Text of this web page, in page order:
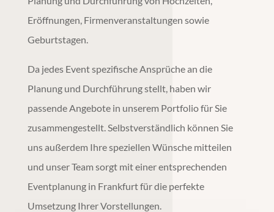
Eröffnungen, Firmenveranstaltungen sowie
Geburtstagen.
Da jedes Event spezifische Ansprüche an die
Planung und Durchführung stellt, haben wir
passende Angebote in unserem Portfolio für Sie
zusammengestellt. Selbstverständlich können Sie
uns außerdem Ihre speziellen Wünsche mitteilen
und unser Team sorgt mit einer entsprechenden
Eventplanungin Frankfurtfür die perfekte
Umsetzung Ihrer Vorstellungen.